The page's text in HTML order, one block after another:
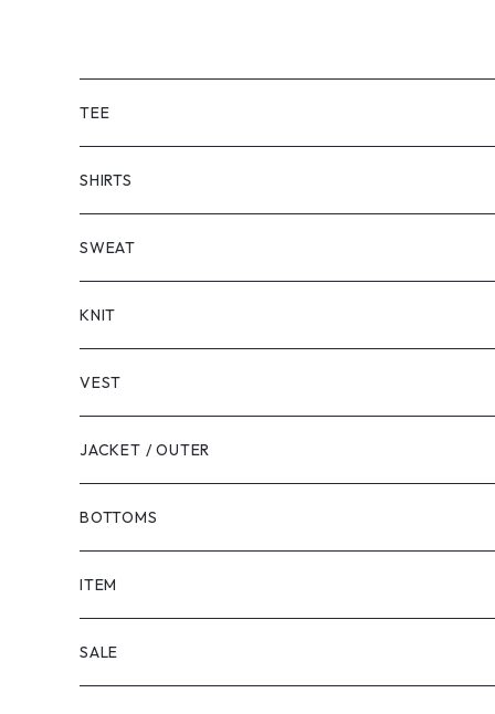
TEE
SHORT SLEEVE
LONG SLEEVE
SHIRTS
SHORT SLEEVE
LONG SLEEVE
SWEAT
KNIT
VEST
JACKET / OUTER
BOTTOMS
SHORTS
PANTS
ITEM
SALE